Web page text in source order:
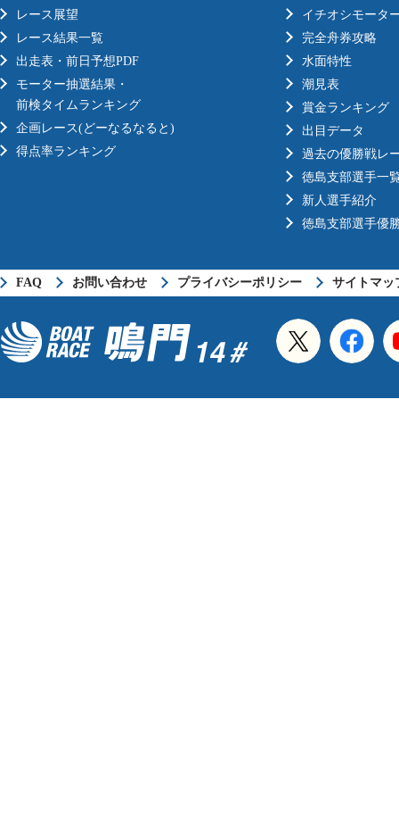
レース展望
レース結果一覧
出走表・前日予想PDF
モーター抽選結果・
前検タイムランキング
企画レース(どーなるなると)
得点率ランキング
イチオシモータ
完全舟券攻略
水面特性
潮見表
賞金ランキング
出目データ
過去の優勝戦レ
徳島支部選手一
新人選手紹介
徳島支部選手優
FAQ お問い合わせ プライバシーポリシー サイトマッ